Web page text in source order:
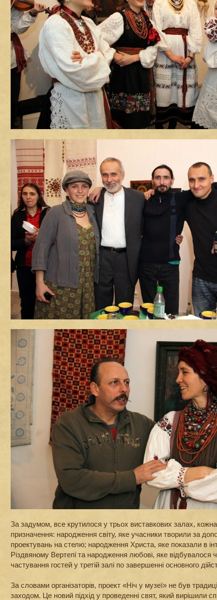
За задумом, все крутилося у трьох виставкових залах,
призначення: народження світу, яке учасники творили за
проектувань на стелю; народження Христа, яке показали в
Різдвяному Вертепі та народження любові, яке відбувалося
частування гостей у третій залі по завершенні основного
За словами організаторів, проект «Ніч у музеї» не був
заходом. Це новий підхід у проведенні свят, який вирішили